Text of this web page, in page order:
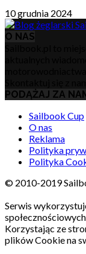
10 grudnia 2024
O NAS
PODĄŻAJ ZA
Sailbook Cup
O nas
Reklama
Polityka
Polityka
© 2010-2019
Serwis
Korzystając ze
plików Cookie na